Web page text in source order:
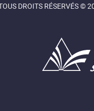
DROITS RÉSERVÉS ©
Cégep de